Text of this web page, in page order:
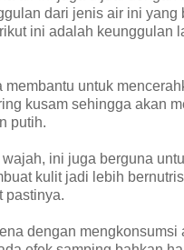
dari jenis air ini yang
ini adalah keunggulan
membantu untuk
kusam sehingga akan
putih.
ini juga berguna
kulit jadi lebih
pastinya.
dengan mengkonsumsi